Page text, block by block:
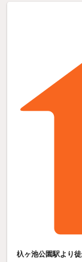
杁ヶ池公園駅より